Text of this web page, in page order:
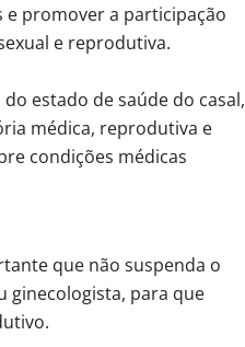
promover a participação
e reprodutiva.
estado de saúde do casal,
médica, reprodutiva e
condições médicas
que não suspenda o
ginecologista, para que